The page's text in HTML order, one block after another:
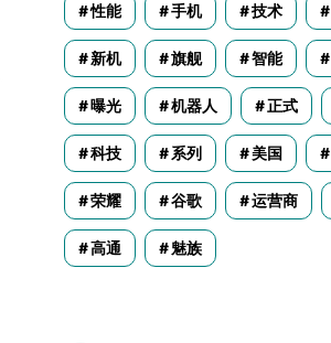
性能 手机 技术
新机 旗舰 智能
曝光 机器人 正式
科技 系列 美国
荣耀 谷歌 运营商
高通 魅族